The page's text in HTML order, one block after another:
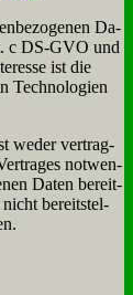
Da­
c DS-GVO und
ist die
Tech­no­lo­gien
we­der ver­trag­
not­wen­
Da­ten be­reit­
nicht be­reit­stel­